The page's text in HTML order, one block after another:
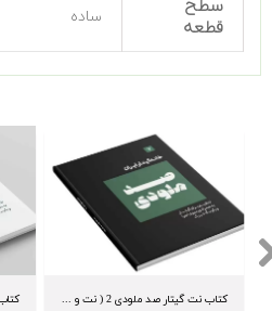
سطح
قطعه
ساده
کتاب نت گیتار صد ملودی 2 ( نت و تبلچر، آکورد، ویدیوی اجرا و بکینگ ترک)